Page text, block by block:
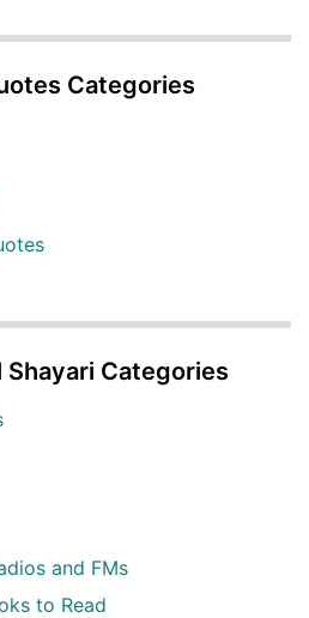
Categories
Categories
and FMs
to Read